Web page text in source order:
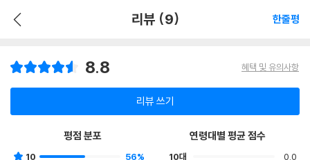
리뷰 (9) 한줄평
8.8 혜택 및 유의사항
리뷰 쓰기
평점 분포
10
56%
연령대별 평균 점수
10대
0.0